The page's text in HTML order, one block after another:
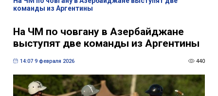
команды из Аргентины
На ЧМ по човгану в Азербайджане
выступят две команды из Аргентины
14:07 9 февраля 2026 440